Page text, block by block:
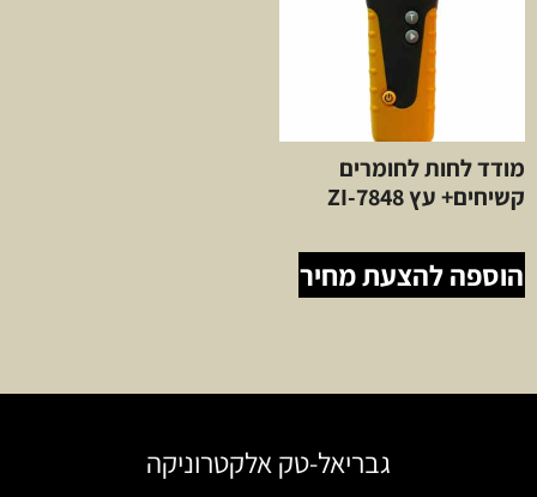
מודד לחות לחומרים
קשיחים+ עץ ZI-7848
הוספה להצעת מחיר
גבריאל-טק אלקטרוניקה